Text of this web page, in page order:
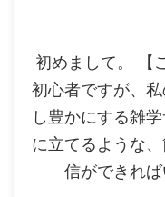
初めまして。 【
初心者ですが、
し豊かにする雑
に立てるような
信ができれば